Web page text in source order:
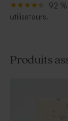
92
utilisateurs.
Produits